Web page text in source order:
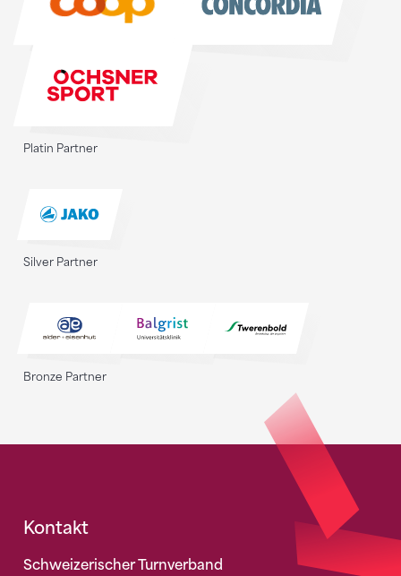
Platin Partner
Silver Partner
Bronze Partner
Fusszeile
Kontakt
Schweizerischer Turnverband